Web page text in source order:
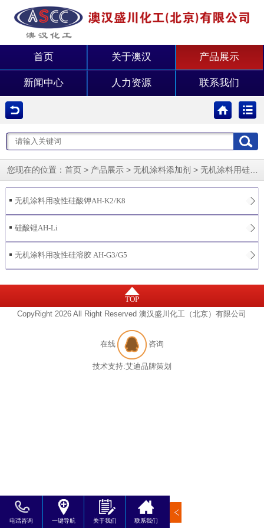
首页 关于澳汉 产品展示
新闻中心 人力资源 联系我们
您现在的位置： 首页 > 产品展示 > 无机涂料添加剂 > 无机涂料用硅酸钾/硅溶胶
无机涂料用改性硅酸钾AH-K2/K8
硅酸锂AH-Li
无机涂料用改性硅溶胶 AH-G3/G5
TOP
CopyRight 2026 All Right Reserved 澳汉盛川化工（北京）有限公司
在线 咨询
技术支持:艾迪品牌策划
电话咨询 一键导航 关于我们 联系我们